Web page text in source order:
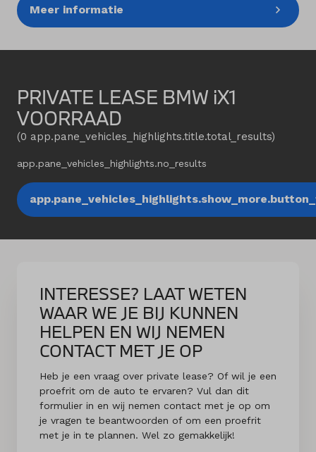
Meer informatie
PRIVATE LEASE BMW iX1
VOORRAAD
(0 app.pane_vehicles_highlights.title.total_results)
app.pane_vehicles_highlights.no_results
INTERESSE? LAAT WETEN
WAAR WE JE BIJ KUNNEN
HELPEN EN WIJ NEMEN
CONTACT MET JE OP
Heb je een vraag over private lease? Of wil je een
proefrit om de auto te ervaren? Vul dan dit
formulier in en wij nemen contact met je op om
je vragen te beantwoorden of om een proefrit
met je in te plannen. Wel zo gemakkelijk!